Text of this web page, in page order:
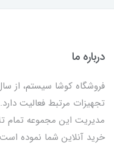
درباره ما
تجهیزات مرتبط فعالیت
مدیریت این مجموعه تمام
خرید آنلاین شما نموده